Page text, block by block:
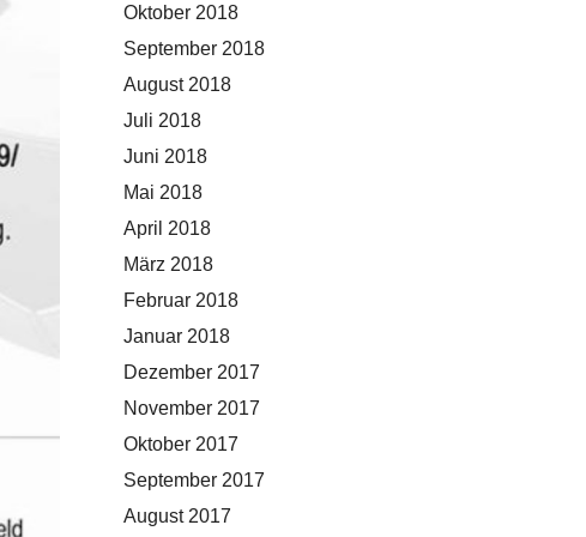
Oktober 2018
September 2018
August 2018
Juli 2018
Juni 2018
Mai 2018
April 2018
März 2018
Februar 2018
Januar 2018
Dezember 2017
November 2017
Oktober 2017
September 2017
August 2017